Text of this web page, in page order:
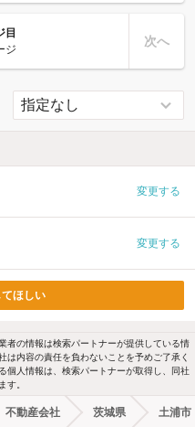
目
ジ
次へ
変更する
変更する
ほしい
者の情報は検索パートナーが提供している情
は内容の責任を負わないことを予めご了承く
個人情報は、検索パートナーが取得し、同社
す。
不動産会社 茨城県 土浦市